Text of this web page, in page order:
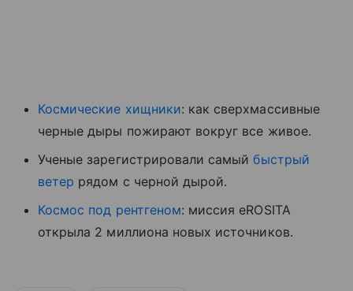
Космические хищники: как сверхмассивные
черные дыры пожирают вокруг все живое.
Ученые зарегистрировали самыйбыстрый
ветер рядом с черной дырой.
Космос под рентгеном: миссия eROSITA
открыла 2 миллиона новых источников.